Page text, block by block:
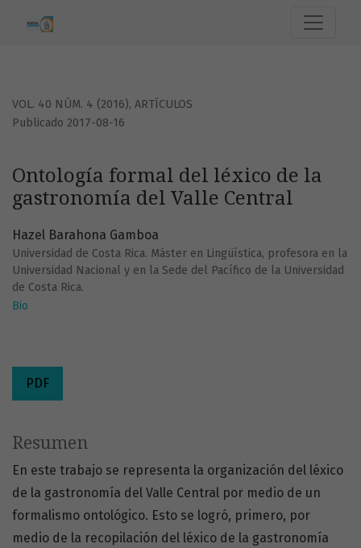
VOL. 40 NÚM. 4 (2016), ARTÍCULOS
Ontología formal del léxico de la
gastronomía del Valle Central
Publicado 2017-08-16
Hazel Barahona Gamboa
Universidad de Costa Rica. Máster en Lingüística, profesora en la
Universidad Nacional y en la Sede del Pacífico de la Universidad
de Costa Rica.
Bio
PDF
Resumen
En este trabajo se representa la organización del léxico
de la gastronomía del Valle Central por medio de un
formalismo ontológico. Esto se logró, primero, por
medio de la recopilación del léxico de la gastronomía